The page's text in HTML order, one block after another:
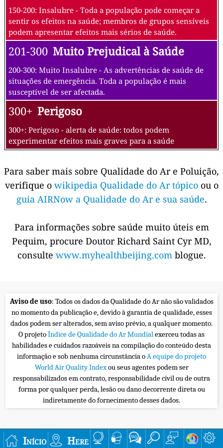
150-200: Insalubre - Toda a população pode começar a
sentir os efeitos na saúde; membros de grupos sensíveis
podem apresentar efeitos mais sérios de saúde.
201-300 Muito Prejudical à Saúde
200-300: Muito Insalubre - As advertências de saúde de
situações de emergência. Toda a população é mais
susceptível de ser afectada.
300+ Perigoso
300+: Perigoso - alerta de saúde: todos podem
experimentar efeitos mais graves para a saúde
Para saber mais sobre Qualidade do Ar e Poluição,
verifique o wikipedia Qualidade do Ar tópico ou o
guia AIRNow a Qualidade do Ar e sua saúde.
Para informações sobre saúde muito úteis em
Pequim, procure Doutor Richard Saint Cyr MD,
consulte www.myhealthbeijing.com blogue.
Aviso de uso: Todos os dados da Qualidade do Ar não são validados
no momento da publicação e, devido à garantia de qualidade, esses
dados podem ser alterados, sem aviso prévio, a qualquer momento.
O projetoÍndice de Qualidade do Ar Mundialexerceu todas as
habilidades e cuidados razoáveis na compilação do conteúdo desta
informação e sob nenhuma circunstância oA equipe do projeto
World Air Quality Indexou seus agentes podem ser
responsabilizados em contrato, responsabilidade civil ou de outra
forma por qualquer perda, lesão ou dano decorrente direta ou
indiretamente do fornecimento desses dados.
Início Here